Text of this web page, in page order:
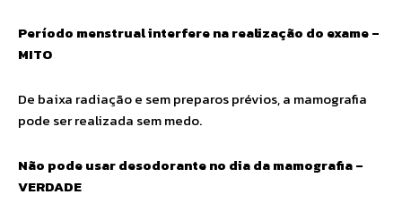
Período menstrual interfere na realização do exame –
MITO
De baixa radiação e sem preparos prévios, a mamografia
pode ser realizada sem medo.
Não pode usar desodorante no dia da mamografia –
VERDADE